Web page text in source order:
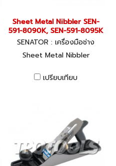
Sheet Metal Nibbler SEN-
591-8090K, SEN-591-8095K
SENATOR : เครื่องมือช่าง
Sheet Metal Nibbler
เปรียบเทียบ